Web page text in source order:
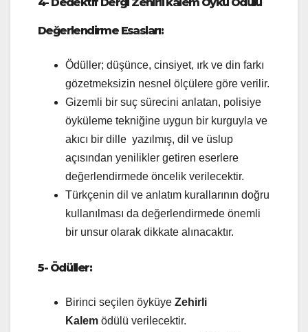
Değerlendirme Esasları:
Ödüller; düşünce, cinsiyet, ırk ve din farkı
gözetmeksizin nesnel ölçülere göre verilir.
Gizemli bir suç sürecini anlatan, polisiye
öyküleme tekniğine uygun bir kurguyla ve
akıcı bir dille yazılmış, dil ve üslup
açısından yenilikler getiren eserlere
değerlendirmede öncelik verilecektir.
Türkçenin dil ve anlatım kurallarının doğru
kullanılması da değerlendirmede önemli
bir unsur olarak dikkate alınacaktır.
5- Ödüller:
Birinci seçilen öyküye Zehirli
Kalem ödülü verilecektir.